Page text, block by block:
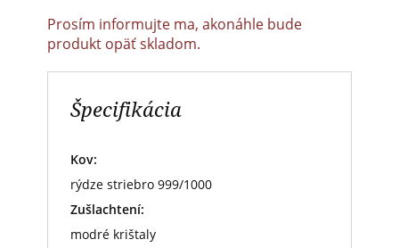
Prosím informujte ma, akonáhle bude
produkt opäť skladom.
Špecifikácia
Kov:
rýdze striebro 999/1000
Zušlachtení:
modré krištaly